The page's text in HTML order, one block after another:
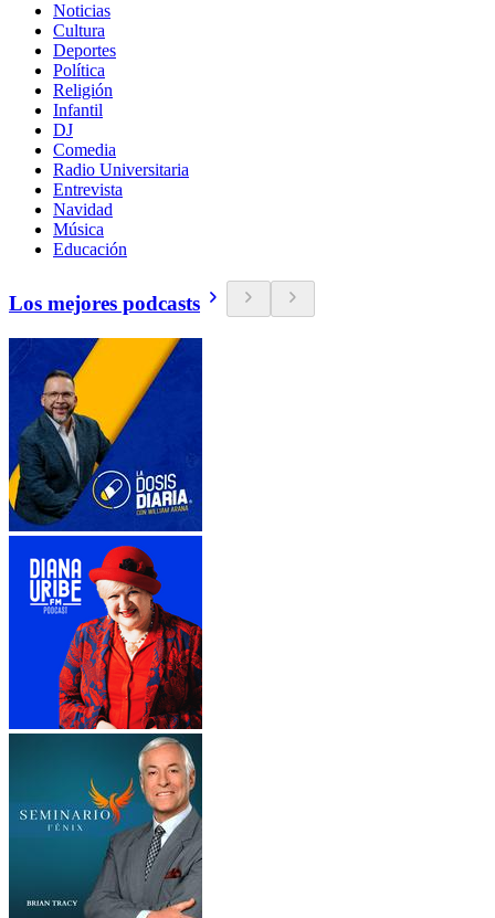
Noticias
Cultura
Deportes
Política
Religión
Infantil
DJ
Comedia
Radio Universitaria
Entrevista
Navidad
Música
Educación
Los mejores podcasts